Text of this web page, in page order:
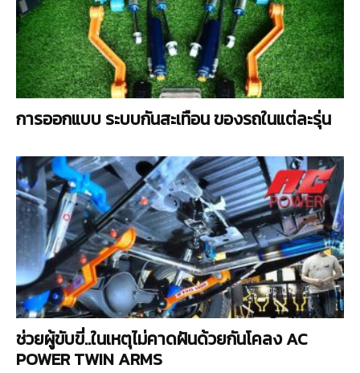
การออกแบบ ระบบกันสะเทือน ของรถในแต่ละรุ่น
ช่วยผู้ขับขี่..ในเหตุไม่คาดฝันด้วยกันโคลง AC
POWER TWIN ARMS